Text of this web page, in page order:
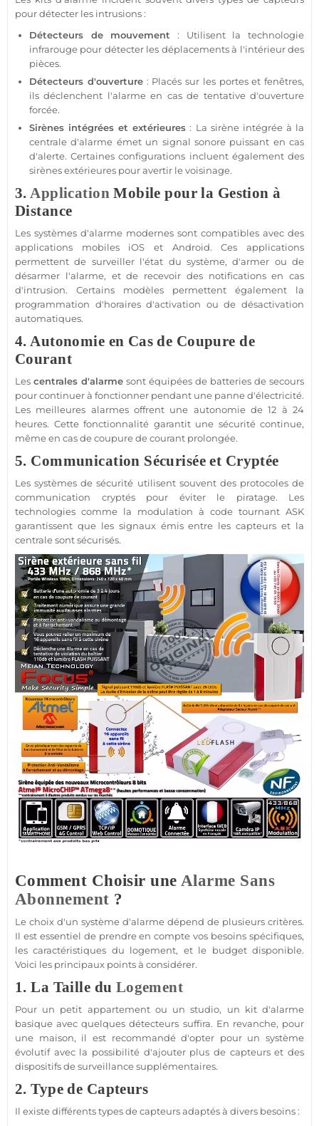
pour détecter les intrusions :
Détecteurs de mouvement : Utilisent la technologie
infrarouge pour détecter les déplacementsà l'intérieur des
pièces.
Détecteurs d'ouverture: Placés sur les portes et fenêtres,
ils déclenchent l'alarmeen cas de tentative d'ouverture
forcée.
Sirènes intégrées et extérieures : La sirèneintégrée à la
centrale d'alarme émet un signal sonore puissant en cas
d'alerte. Certaines configurations incluent également des
sirènes extérieures pour avertir le voisinage.
3.ApplicationMobile pour la Gestion à
Distance
Les systèmes d'alarme modernes sont compatibles avec des
applications mobiles iOS et Android. Ces applications
permettent de surveiller l'état du système, d'armer ou de
désarmer l'alarme, et de recevoir des notifications en cas
d'intrusion. Certains modèles permettent également la
programmation d'horaires d'activation ou de désactivation
automatiques.
4. Autonomie en Cas de Coupure de
Courant
Les centrales d'alarme sont équipées de batteries de secours
pour continuer à fonctionner pendant une panned'électricité.
Les meilleures alarmes offrent une autonomie de 12 à 24
heures. Cette fonctionnalité garantit une sécuritécontinue,
même en cas de coupure de courant prolongée.
5. Communication Sécurisée et Cryptée
Les systèmes desécurité utilisent souvent des protocoles de
communication cryptés pour éviter le piratage. Les
technologies comme la modulation à code tournant ASK
garantissent que les signaux émis entre les capteurs et la
centralesont sécurisés.
Comment Choisir uneAlarme Sans
Abonnement ?
Le choix d'un système d'alarme dépend de plusieurs critères.
Il est essentiel de prendre en compte vos besoins spécifiques,
les caractéristiques du logement, et le budget disponible.
Voici les principaux points à considérer.
1. La Taille du Logement
Pour un petit appartementou un studio, un kit d'alarme
basique avec quelques détecteurs suffira. En revanche, pour
une maison, il est recommandé d'opter pour un système
évolutif avec la possibilité d'ajouter plus de capteurs et des
dispositifs desurveillancesupplémentaires.
2. Type de Capteurs
Il existe différents types de capteurs adaptés à divers besoins :